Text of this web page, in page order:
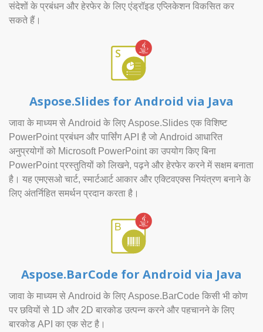
संदेशों के प्रबंधन और हेरफेर के लिए एंड्रॉइड एप्लिकेशन विकसित कर
सकते हैं।
Aspose.Slides for Android via Java
जावा के माध्यम से Android के लिए Aspose.Slides एक विशिष्ट
PowerPoint प्रबंधन और पार्सिंग API है जो Android आधारित
अनुप्रयोगों को Microsoft PowerPoint का उपयोग किए बिना
PowerPoint प्रस्तुतियों को लिखने, पढ़ने और हेरफेर करने में सक्षम बनाता
है। यह एमएसओ चार्ट, स्मार्टआर्ट आकार और एक्टिवएक्स नियंत्रण बनाने के
लिए अंतर्निहित समर्थन प्रदान करता है।
Aspose.BarCode for Android via Java
जावा के माध्यम से Android के लिए Aspose.BarCode किसी भी कोण
पर छवियों से 1D और 2D बारकोड उत्पन्न करने और पहचानने के लिए
बारकोड API का एक सेट है।